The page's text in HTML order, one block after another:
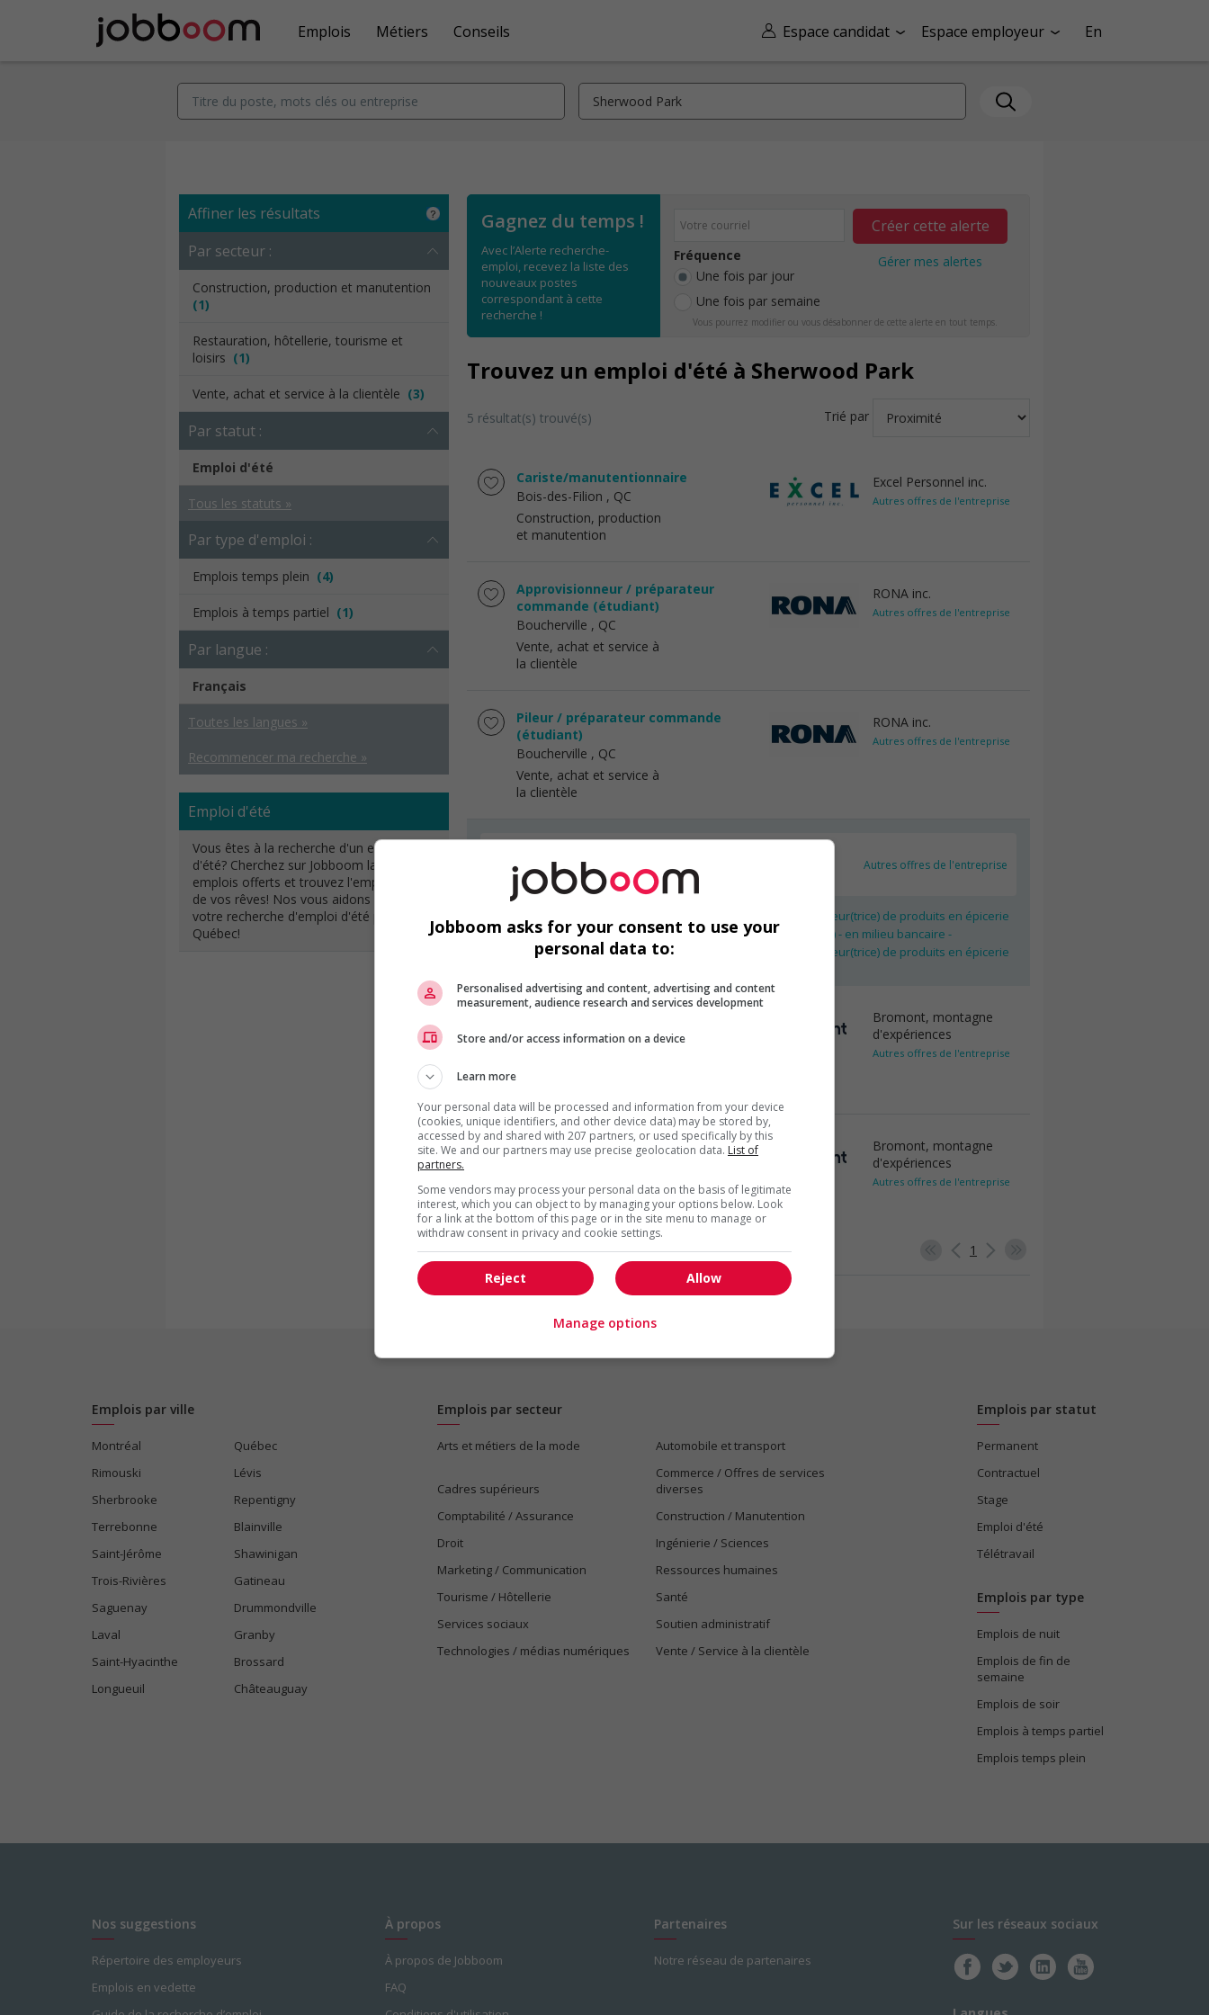
Espace candidat Espace employeur En
Emplois Métiers Conseils
Affiner les résultats
Par secteur :
Construction, production et manutention
(1)
Restauration, hôtellerie, tourisme et
loisirs (1)
Vente, achat et service à la clientèle (3)
Par statut :
Emploi d'été
Tous les statuts »
Par type d'emploi :
Emplois temps plein (4)
Emplois à temps partiel (1)
Par langue :
Français
Toutes les langues »
Recommencer ma recherche »
Emploi d'été
Vous êtes à la recherche d'un emploi
d'été? Cherchez sur Jobboom la liste des
emplois offerts et trouvez l'emploi d'été
de vos rêves! Nos vous aidons dans
votre recherche d'emploi d'été partout au
Québec!
Gagnez du temps !
Avec l’Alerte recherche-
emploi, recevez la liste des
nouveaux postes
correspondant à cette
recherche !
Fréquence
Une fois par jour
Une fois par semaine
Créer cette alerte
Gérer mes alertes
Vous pourrez modifier ou vous désabonner de cette alerte en tout temps.
Trouvez un emploi d'été à Sherwood Park
5 résultat(s) trouvé(s) Trié par
Cariste/manutentionnaire
Bois-des-Filion , QC
Construction, production
et manutention
Excel Personnel inc.
Autres offres de l'entreprise
Approvisionneur / préparateur
commande (étudiant)
Boucherville , QC
Vente, achat et service à
la clientèle
RONA inc.
Autres offres de l'entreprise
Pileur / préparateur commande
(étudiant)
Boucherville , QC
Vente, achat et service à
la clientèle
RONA inc.
Autres offres de l'entreprise
Umanico Montréal, Québec
Autres offres de l'entreprise
Caissier(ère) - en milieu bancaire -
Caissier(ère) - en milieu bancaire -
Démonstrateur(trice) de produits en épicerie
Caissier(ère) - en milieu bancaire -
Démonstrateur(trice) de produits en épicerie
Assistant chef d'équipe aux
opérations culinaires
Bromont, QC
Bromont, montagne
d'expériences
Autres offres de l'entreprise
Préposé.e à la location
Bromont , QC
Vente, achat et service à
la clientèle
Bromont, montagne
d'expériences
Autres offres de l'entreprise
1 - 5 de 5 résultats 1
Emplois par ville
Montréal
Québec
Rimouski
Lévis
Sherbrooke
Repentigny
Terrebonne
Blainville
Saint-Jérôme
Shawinigan
Trois-Rivières
Gatineau
Saguenay
Drummondville
Laval
Granby
Saint-Hyacinthe
Brossard
Longueuil
Châteauguay
Emplois par secteur
Arts et métiers de la mode Automobile et transport
Cadres supérieurs
Commerce / Offres de services
diverses
Comptabilité / Assurance
Construction / Manutention
Droit
Ingénierie / Sciences
Marketing / Communication
Ressources humaines
Tourisme / Hôtellerie
Santé
Services sociaux
Soutien administratif
Technologies / médias numériques
Vente / Service à la clientèle
Emplois par statut
Permanent
Contractuel
Stage
Emploi d'été
Télétravail
Emplois par type
Emplois de nuit
Emplois de fin de
semaine
Emplois de soir
Emplois à temps partiel
Emplois temps plein
Nos suggestions
Répertoire des employeurs
Emplois en vedette
À propos
À propos de Jobboom
FAQ
Partenaires
Notre réseau de partenaires
Sur les réseaux sociaux
Jobboom asks for your consent to use your
personal data to:
Personalised advertising and content, advertising and content
measurement, audience research and services development
Store and/or access information on a device
Learn more
Your personal data will be processed and information from your device
(cookies, unique identifiers, and other device data) may be stored by,
accessed by and shared with 207 partners, or used specifically by this
site. We and our partners may use precise geolocation data. List of
partners.
Some vendors may process your personal data on the basis of legitimate
interest, which you can object to by managing your options below. Look
for a link at the bottom of this page or in the site menu to manage or
withdraw consent in privacy and cookie settings.
Allow
Reject
Manage options